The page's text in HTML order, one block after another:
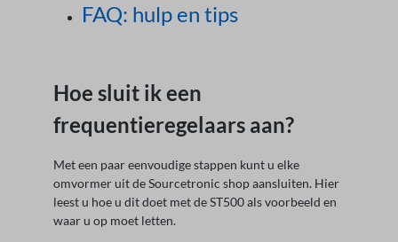
FAQ: hulp en tips
Hoe sluit ik een
frequentieregelaars aan?
Met een paar eenvoudige stappen kunt u elke
omvormer uit de Sourcetronic shop aansluiten. Hier
leest u hoe u dit doet met de ST500 als voorbeeld en
waar u op moet letten.